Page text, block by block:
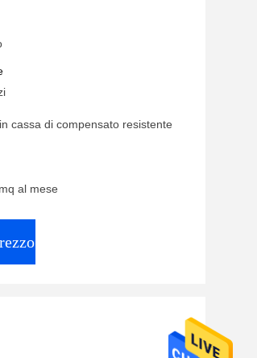
cassa di compensato resistente
al mese